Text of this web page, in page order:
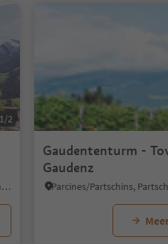
1/2
San Leonardo i.P./St. Leonhard i.P., St.Leonhard in Passeier/San Leonardo in Passiria, Meran/Merano and environs
Gaudententurm -
Gaudenz